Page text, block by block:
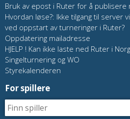
Bruk av epost i Ruter for å publisere
Hvordan løse?: Ikke tilgang til server
ved oppstart av turneringer i Ruter?
Oppdatering mailadresse
HJELP ! Kan ikke laste ned Ruter i
Singelturnering og WO
Styrekalenderen
For spillere